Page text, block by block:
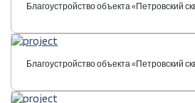
Благоустройство объекта «Петровский
Благоустройство объекта «Петровский